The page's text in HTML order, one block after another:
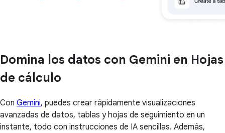
Domina los datos con Gemini en Hojas
de cálculo
Con Gemini, puedes crear rápidamente visualizaciones
avanzadas de datos, tablas y hojas de seguimiento en un
instante, todo con instrucciones de IA sencillas. Además,